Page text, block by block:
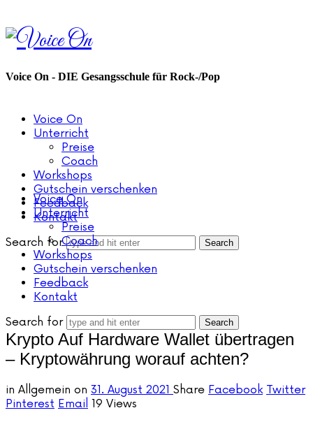
Voice
On
Voice On - DIE Gesangsschule für Rock-/Pop
Voice On
Unterricht
Preise
Coach
Workshops
Gutschein verschenken
Feedback
Kontakt
Search for
Voice On
Unterricht
Preise
Coach
Workshops
Gutschein verschenken
Feedback
Kontakt
Search for
Krypto Auf Hardware Wallet übertragen
– Kryptowährung worauf achten?
in Allgemein on 31. August 2021 Share Facebook Twitter
Pinterest Email 19 Views